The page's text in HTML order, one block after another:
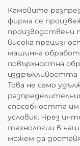
Камовите
фирма се
производствени
висока
машинна
повърхностна
издръжливостта
Това не само
способността
условия. Чрез
технологии в
можем да